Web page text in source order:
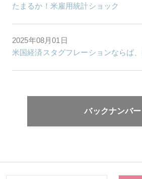
たまるか！米雇用統計ショック
2025年08月01日
米国経済スタグフレーションならば
バックナンバー